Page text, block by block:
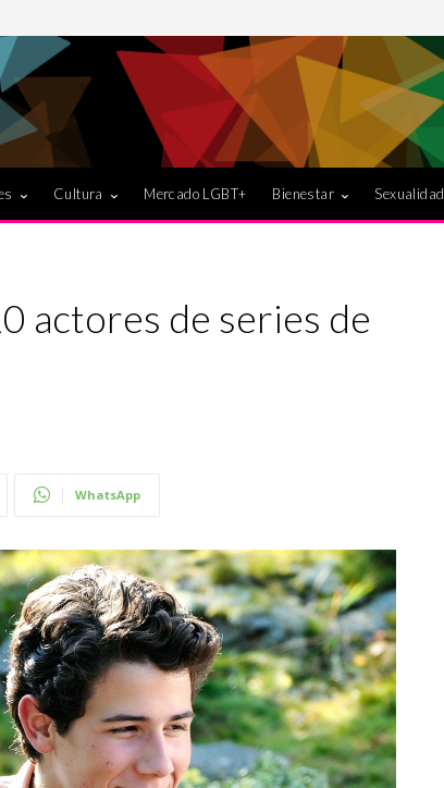
Cultura Mercado LGBT+ Bienestar Sexualidad
actores de series de
WhatsApp